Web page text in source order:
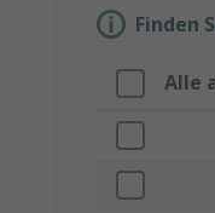
Finden
Alle